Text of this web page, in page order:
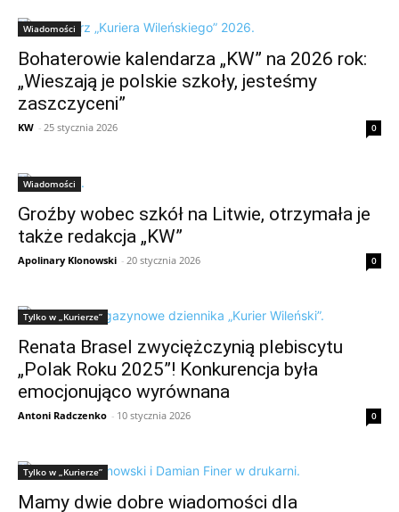
Wiadomości
Bohaterowie kalendarza „KW” na 2026 rok:
„Wieszają je polskie szkoły, jesteśmy
zaszczyceni”
KW - 25 stycznia 2026 0
Wiadomości
Groźby wobec szkół na Litwie, otrzymała je
także redakcja „KW”
Apolinary Klonowski - 20 stycznia 2026 0
Tylko w „Kurierze”
Renata Brasel zwyciężczynią plebiscytu
„Polak Roku 2025”! Konkurencja była
emocjonująco wyrównana
Antoni Radczenko - 10 stycznia 2026 0
Tylko w „Kurierze”
Mamy dwie dobre wiadomości dla